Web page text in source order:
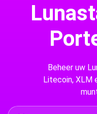
Beheer uw
Litecoin, XLM